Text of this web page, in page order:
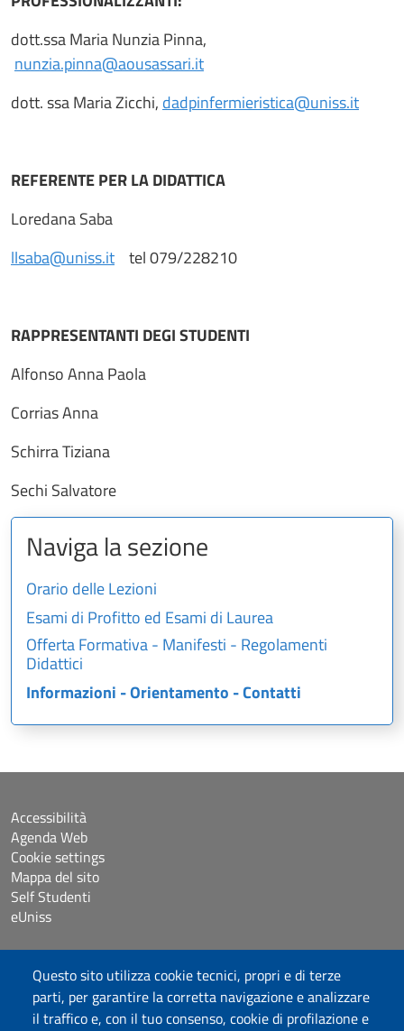
Questo sito utilizza cookie tecnici, propri e di terze
parti, per garantire la corretta navigazione e analizzare
il traffico e, con il tuo consenso, cookie di profilazione e
dott.ssa Maria Nunzia Pinna,
nunzia.pinna@aousassari.it
dott. ssa Maria Zicchi, dadpinfermieristica@uniss.it
REFERENTE PER LA DIDATTICA
Loredana Saba
llsaba@uniss.it tel 079/228210
RAPPRESENTANTI DEGI STUDENTI
Alfonso Anna Paola
Corrias Anna
Schirra Tiziana
Sechi Salvatore
Naviga la sezione
Orario delle Lezioni
Esami di Profitto ed Esami di Laurea
Offerta Formativa - Manifesti - Regolamenti
Didattici
Informazioni - Orientamento - Contatti
Accessibilità
Agenda Web
Cookie settings
Mappa del sito
Self Studenti
eUniss
Dichiarazione di accessibilità
Posta elettronica @uniss.it
Protocollo